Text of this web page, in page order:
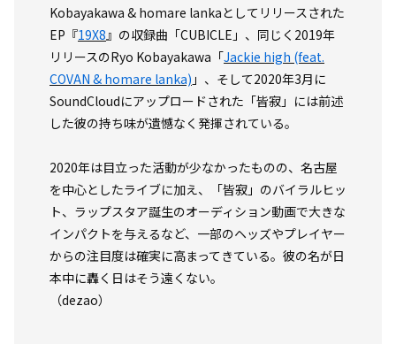
Kobayakawa & homare lankaとしてリリースされた
EP『19X8 』の収録曲「CUBICLE」、同じく2019年
リリースのRyo Kobayakawa「Jackie high (feat.
COVAN & homare lanka) 」、そして2020年3月に
SoundCloudにアップロードされた「皆寂」には前述
した彼の持ち味が遺憾なく発揮されている。
2020年は目立った活動が少なかったものの、名古屋
を中心としたライブに加え、「皆寂」のバイラルヒッ
ト、ラップスタア誕生のオーディション動画で大きな
インパクトを与えるなど、一部のヘッズやプレイヤー
からの注目度は確実に高まってきている。彼の名が日
本中に轟く日はそう遠くない。
（dezao）